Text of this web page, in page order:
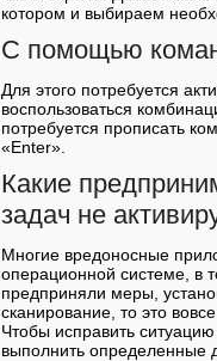
котором и выбираем
С помощью
Для этого потребуется
воспользоваться
потребуется прописать
«Enter».
Какие
задач не
Многие вредоносные
операционной системе, в
предприняли меры,
сканирование, то это
Чтобы исправить
выполнить определенные